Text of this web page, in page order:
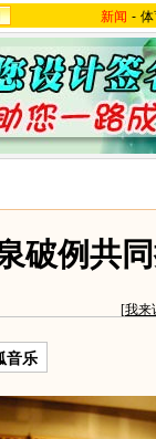
新闻 -
破例共
[我来
音乐